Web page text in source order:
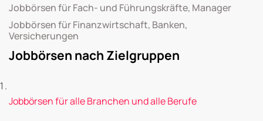
Jobbörsen für Fach- und Führungskräfte, Manager
Jobbörsen für Finanzwirtschaft, Banken,
Versicherungen
Jobbörsen nach Zielgruppen
Jobbörsen für alle Branchen und alle Berufe